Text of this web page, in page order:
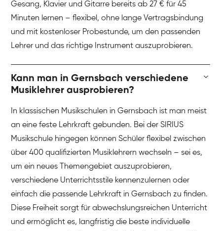
Gesang, Klavier und Gitarre bereits ab 27 € für 45
Minuten lernen – flexibel, ohne lange Vertragsbindung
und mit kostenloser Probestunde, um den passenden
Lehrer und das richtige Instrument auszuprobieren.
Kann man in Gernsbach verschiedene
Musiklehrer ausprobieren?
In klassischen Musikschulen in Gernsbach ist man meist
an eine feste Lehrkraft gebunden. Bei der SIRIUS
Musikschule hingegen können Schüler flexibel zwischen
über 400 qualifizierten Musiklehrern wechseln – sei es,
um ein neues Themengebiet auszuprobieren,
verschiedene Unterrichtsstile kennenzulernen oder
einfach die passende Lehrkraft in Gernsbach zu finden.
Diese Freiheit sorgt für abwechslungsreichen Unterricht
und ermöglicht es, langfristig die beste individuelle